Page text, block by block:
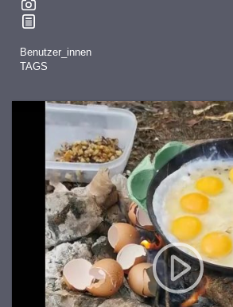
Benutzer_innen
TAGS